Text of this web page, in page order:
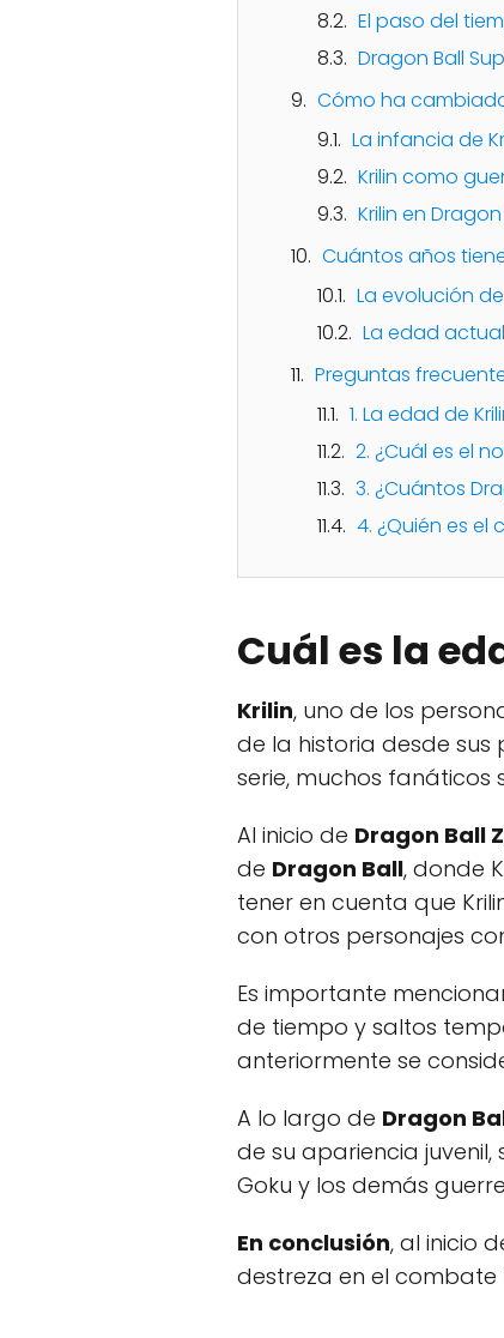
El paso del
Dragon Ball
Cómo ha
La infancia de
Krilin como
Krilin en
Cuántos años
La evolución de
La edad
Preguntas
1. La edad de
2. ¿Cuál es el
3. ¿Cuántos
4. ¿Quién es el
Cuál es la
Krilin, uno de los
de la historia desde sus
serie, muchos
Al inicio de Dragon Ball Z
de Dragon Ball, donde
tener en cuenta que
con otros personajes
Es importante
de tiempo y saltos
anteriormente se
A lo largo de Dragon
de su apariencia
Goku y los demás
En conclusión, al inicio
destreza en el combate